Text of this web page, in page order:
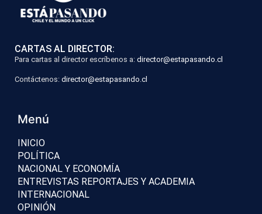
CARTAS AL DIRECTOR:
Para cartas al director escríbenos a: director@estapasando.cl
Contáctenos: director@estapasando.cl
Menú
INICIO
POLÍTICA
NACIONAL Y ECONOMÍA
ENTREVISTAS REPORTAJES Y ACADEMIA
INTERNACIONAL
OPINIÓN